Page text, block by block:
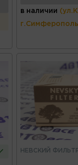
в наличии
НЕВСКИЙ